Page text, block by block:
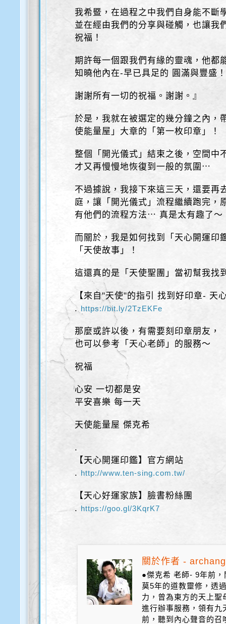
我希暨，在過程之中我們自身能不斷
並在經由我們的分享與碰觸，也讓我
祝福！
期許每一個跟我們有緣的靈魂，他都
知曉他內在-早已具足的 圓滿與豐盛
謝謝所有一切的祝福。謝謝。』
於是，我就在被選定的幾分鐘之內，
使能量屋」大章的「第一枚印章」！
整個「開光儀式」結束之後，空間中
才又再慢慢地恢復到一般的氛圍⋯
不過據說，我接下來這三天，還要再
庭，讓「開光儀式」流程繼續跑完，
有他們的流程方法⋯ 真是太有趣了～
而關於，我是如何找到「天心開運印
「天使故事」！
這還真的是「天使聖團」當初幫我找
【來自"天使"的指引 找到好印章- 天
. https://bit.ly/2TzEKFe
那麼或許以後，有需要刻印章朋友，
也可以參考「天心老師」的服務～
祝福
心安 一切都是安
平安喜樂 每一天
天使能量屋 傑克希
.
【天心開運印鑑】官方網站
. http://www.ten-sing.com.tw/
【天心好運家族】臉書粉絲團
. https://goo.gl/3KqrK7
關於作者 -
●傑克希 老師- 9年前
莫5年的道教靈修，透
力，曾為東方的天上
進行辦事服務，領有
前，聽到內心聲音的召